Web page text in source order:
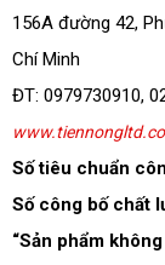
156A đường 42,
Chí Minh
ĐT: 0979730910,
Số tiêu chuẩn
Số công bố chất
“Sản phẩm